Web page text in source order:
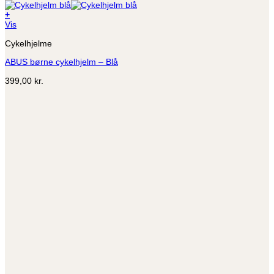
+
Dette
har
varianter.
kan
Vis
Cykelhjelme
ABUS børne cykelhjelm – Blå
399,00 kr.